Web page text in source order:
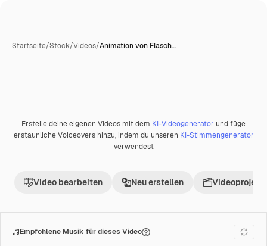
Startseite/Stock/Videos/Animation von Flasch…
PremiumKI-generiert
Erstelle deine eigenen Videos mit dem KI-Videogenerator und füge
erstaunliche Voiceovers hinzu, indem du unseren KI-Stimmengenerator
verwendest
Video bearbeiten Neu erstellen Videoprojekt
Empfohlene Musik für dieses Video